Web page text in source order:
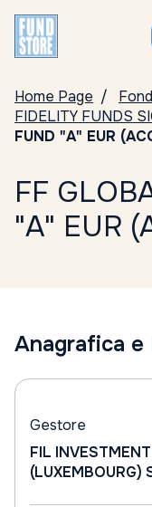
Home Page
FIDELITY FUNDS
FUND "A" EUR
FF
"A" EUR
Anagrafica
Gestore
FIL
(LUXEMBOURG)